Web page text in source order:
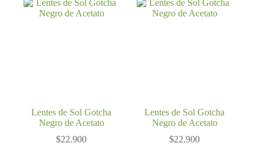
Lentes de Sol Gotcha
Negro de Acetato
$22.900
Lentes de Sol Gotcha
Negro de Acetato
$22.900